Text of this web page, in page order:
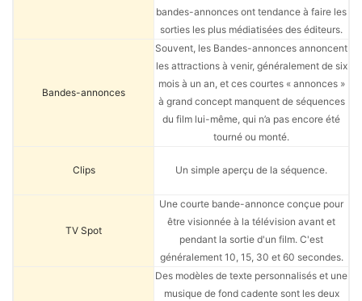
bandes-annonces ont tendance à faire les
sorties les plus médiatisées des éditeurs.
Bandes-annonces
Souvent, les Bandes-annonces annoncent
les attractions à venir, généralement de six
mois à un an, et ces courtes « annonces »
à grand concept manquent de séquences
du film lui-même, qui n’a pas encore été
tourné ou monté.
Clips Un simple aperçu de la séquence.
TV Spot
Une courte bande-annonce conçue pour
être visionnée à la télévision avant et
pendant la sortie d'un film. C'est
généralement 10, 15, 30 et 60 secondes.
Des modèles de texte personnalisés et une
musique de fond cadente sont les deux